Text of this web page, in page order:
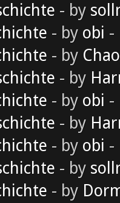
- by
- by obi -
- by
- by
- by obi -
- by
- by obi -
- by
- by